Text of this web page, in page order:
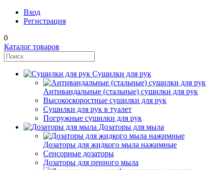
Вход
Регистрация
0
Каталог товаров
Сушилки для рук
Антивандальные (стальные) сушилки для рук
Высокоскоростные сушилки для рук
Сушилки для рук в туалет
Погружные сушилки для рук
Дозаторы для мыла
Дозаторы для жидкого мыла нажимные
Сенсорные дозаторы
Дозаторы для пенного мыла